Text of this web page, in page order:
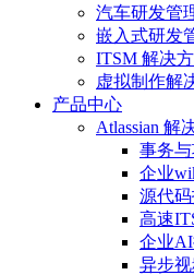
汽车研发管
嵌入式研发
ITSM 解决
虚拟制作解
产品中心
Atlassian 解
事务与
企业
源代码
高速
企业
异步